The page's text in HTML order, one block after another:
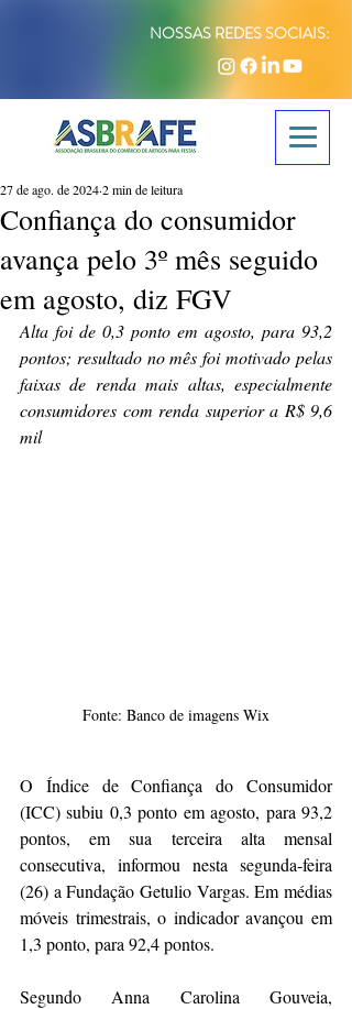
NOSSAS REDES SOCIAIS:
Confiança do consumidor
avança pelo 3º mês seguido
em agosto, diz FGV
27 de ago. de 20242 min de leitura
Alta foi de 0,3 ponto em agosto, para 93,2
pontos; resultado no mês foi motivado pelas
faixas de renda mais altas, especialmente
consumidores com renda superior a R$ 9,6
mil
Fonte: Banco de imagens Wix
O Índice de Confiança do Consumidor
(ICC) subiu 0,3 ponto em agosto, para 93,2
pontos, em sua terceira alta mensal
consecutiva, informou nesta segunda-feira
(26) a Fundação Getulio Vargas. Em médias
móveis trimestrais, o indicador avançou em
1,3 ponto, para 92,4 pontos.
Segundo Anna Carolina Gouveia,